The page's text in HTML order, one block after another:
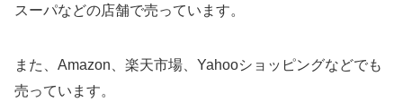
スーパなどの店舗で売っています。
また、Amazon、楽天市場、Yahooショッピングなどでも
売っています。